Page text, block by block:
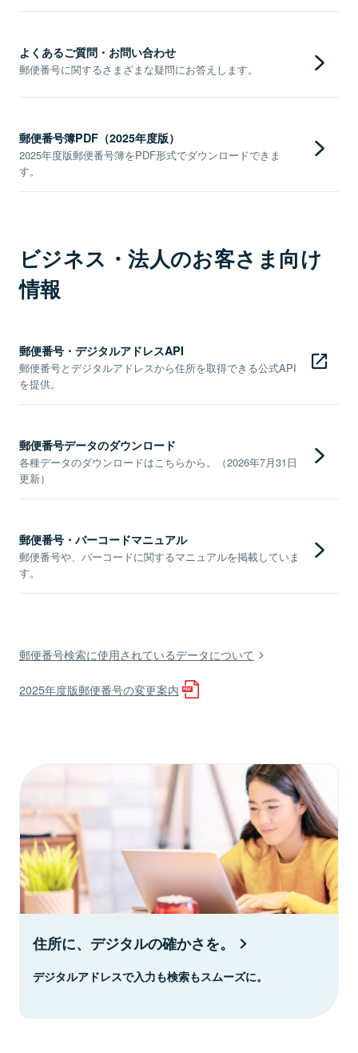
よくあるご質問・お問い合わせ
郵便番号に関するさまざまな疑問にお答えします。
郵便番号簿PDF（2025年度版）
2025年度版郵便番号簿をPDF形式でダウンロードできま
す。
ビジネス・法人のお客さま向け
情報
郵便番号・デジタルアドレスAPI
郵便番号とデジタルアドレスから住所を取得できる公式API
を提供。
郵便番号データのダウンロード
各種データのダウンロードはこちらから。（2026年7月31日
更新）
郵便番号・バーコードマニュアル
郵便番号や、バーコードに関するマニュアルを掲載していま
す。
郵便番号検索に使用されているデータについて
2025年度版郵便番号の変更案内
住所に、デジタルの確かさを。
デジタルアドレスで入力も検索もスムーズに。